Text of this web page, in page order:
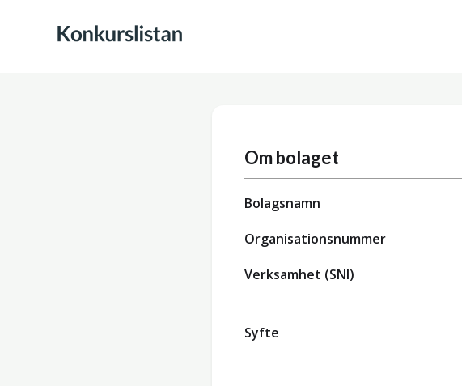
Om bolaget
Bolagsnamn
Organisationsnummer
Verksamhet (SNI)
Syfte